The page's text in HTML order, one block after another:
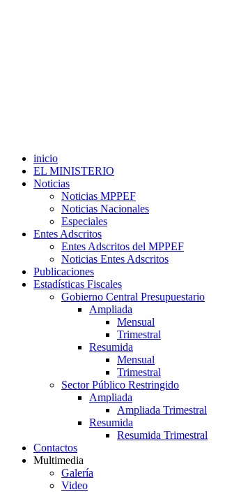
inicio
EL MINISTERIO
Noticias
Noticias MPPEF
Noticias Nacionales
Especiales
Entes Adscritos
Entes Adscritos del MPPEF
Noticias Entes Adscritos
Publicaciones
Estadísticas Fiscales
Gobierno Central Presupuestario
Ampliada
Mensual
Trimestral
Resumida
Mensual
Trimestral
Sector Público Restringido
Ampliada
Ampliada Trimestral
Resumida
Resumida Trimestral
Contactos
Multimedia
Galería
Video